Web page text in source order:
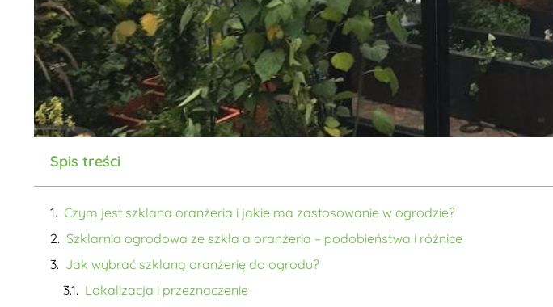
Spis treści
Czym jest szklana oranżeria i jakie ma zastosowanie w ogrodzie?
Szklarnia ogrodowa ze szkła a oranżeria – podobieństwa i różnice
Jak wybrać szklaną oranżerię do ogrodu?
Lokalizacja i przeznaczenie